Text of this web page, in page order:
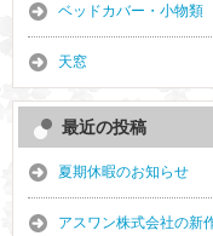
ベッドカバー・小物類
天窓
最近の投稿
夏期休暇のお知らせ
アスワン株式会社の新